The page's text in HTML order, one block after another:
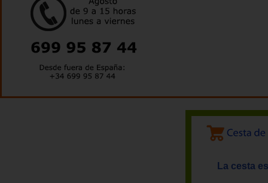
La cesta